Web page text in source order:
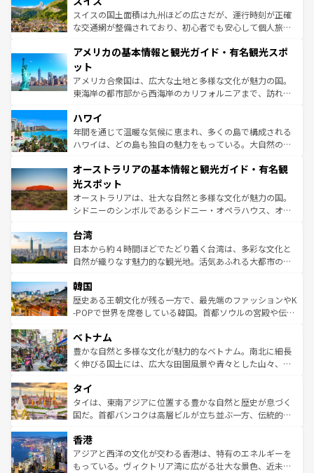
を参照してほしい。
ドイツ情報はコンテンツ一覧を参照してほしい。
ティー、ビール好きにはたまらない英国パブ、サッカー観
戦など、本場だからこそできる体験も豊富。イギリスを旅
ンツ一覧を参照してほしい。
スイスの国土面積は九州ほどの広さだが、運行時刻が正確
な交通網が整備されており、初心者でも安心して個人旅行
の建物がそのまま残る町や、スイスならではのユニークな
博物館もあり、アルプス観光だけでなく町歩きも満喫する
ことができる。国民の所得が高いため物価も高いが、旅行
者向けの交通パス提供のサービスもあり、うまく活用すれ
着のスイス情報は
アメリカの基本情報と観光ガイド・有名観光スポ
ット
アメリカ合衆国は、広大な土地と多様な文化が魅力の国。
東海岸の都市部から西海岸のカリフォルニアまで、訪れる
のような巨大都市は、観光、ショッピング、エンターテイ
ンメントが詰まった刺激的なスポットだ。一方、アメリカ
西部には大自然が広がり、グランドキャニオンやイエロー
部のニューオーリンズでは、音楽と美食が融合した独特の
文化が魅力。旅行者はアメリカの各地域で異なる魅力を楽
しみながら、その多様性と豊かな歴史を感じることができ
るだろう。車でのロードトリップや列車の旅も、アメリカ
情報は
ハワイ
年間を通じて温暖な気候に恵まれ、多くの島で構成される
ハワイは、どの島も独自の魅力をもっている。大自然の神
ワイ島は見逃せない。また、定番の観光地といえばオアフ
島だが、静かな自然を求めるならマウイ島やカウアイ島が
おすすめ。エメラルドグリーンに輝く海をはじめ、豊かな
文化や歴史が息づいている。「アロハスピリット」と呼ば
人々、おいしいローカルフードやハワイアンミュージッ
ク、伝統的なフラダンスなど、すべてがハワイの魅力を彩
っている。訪れるたびに新しい発見と感動が待っているハ
はコンテンツ一覧
オーストラリアの基本情報と観光ガイド・有名観
光スポット
オーストラリアは、壮大な自然と多様な文化が魅力の国。
シドニーのシンボルであるシドニー・オペラハウス、オー
リアリーフや大陸中央部にそびえるウルル（エアーズロッ
ク）、タスマニアの美しい原生林やケアンズの熱帯雨林な
ど、見どころがたくさん。また、カフェやワイン、オージ
いる。アクティビティも充実しており、サーフィンやダイ
ビング、ハイキングなど、アウトドア好きにはたまらな
い。オーストラリアの多彩な魅力を存分に味わいつくそ
参照してほしい。
台湾
日本から約４時間ほどでたどり着く台湾は、多彩な文化と
自然が織りなす魅力的な観光地。活気あふれる大都市の台
ン）、静ひつな山岳地帯である台湾東部など、都市の喧騒
と山間の静けさが共存しており、訪れる人に新しい発見と
驚きをもたらしてくれる。また、奥深い台湾の食文化も魅
容にもいいと評判のスイーツなど、バラエティ豊かな料理
が味わえる。 なお、新着の台湾情報は コンテンツ一覧を参
照してほしい。
韓国
歴史ある王朝文化が残る一方で、最先端のファッションやK
-POPで世界を席巻している韓国。首都ソウルの宮殿や伝統
き、地方に足を延ばせば四季折々の自然美を楽しむことが
できる。そして、キムチや焼肉、絶品のストリートフード
まで、さまざまな韓国料理が待っている。夜には、韓国な
リティに包まれながら、韓国の多彩な魅力を心ゆくまで味
わってみてほしい。 なお、新着の韓国情報はコンテンツ一
覧を参照してほしい。
ベトナム
豊かな自然と多様な文化が魅力的なベトナム。南北に細長
く伸びる国土には、広大な田園風景や青々とした山々、世
急速な発展と共に伝統が息づく。ハノイの古い町並みやホ
ーチミン市のフランス統治時代の建物も、独特の雰囲気を
醸し出している。また、バラエティの豊かさとおいしさで
とつ。フォーやバインミー、ベトナムコーヒーなどは、ぜ
ひ現地で味わいたい。どの地域を訪れてもあたたかい人々
が旅行者を迎えてくれるので、きっと忘れられない旅にな
タイ
タイは、東南アジアに位置する豊かな自然と歴史が息づく
国だ。首都バンコクは高層ビルが立ち並ぶ一方、伝統的な
の活気が交差している。北部ではチェンマイなどの山岳地
帯で自然と触れ合い、南部ではプーケットやクラビの美し
いビーチでリゾート気分を楽しむことができる。タイ料理
香港
アジアと西洋の文化が交わる香港は、特有のエネルギーを
もっている。ヴィクトリア湾に広がる壮大な景色、近未来